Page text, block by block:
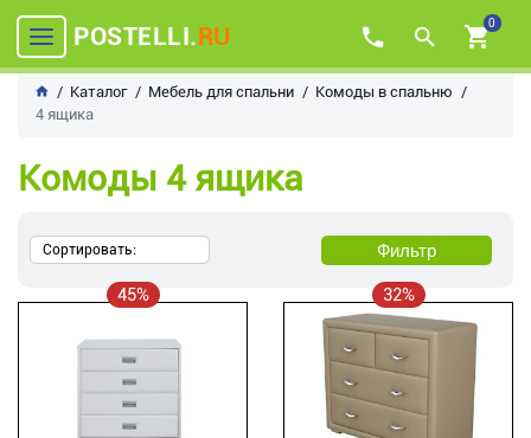
POSTELLI.RU 0
Каталог Мебель для спальни
Комоды в спальню
4 ящика
Комоды 4 ящика
Сортировать: Фильтр
45% 32%